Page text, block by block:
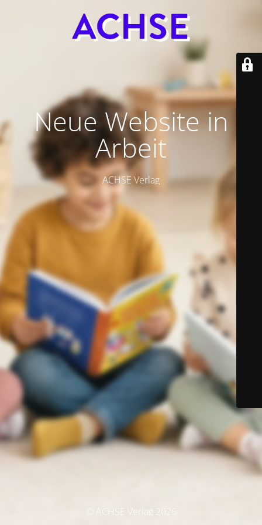
Neue Website in
Arbeit
ACHSE Verlag
© ACHSE Verlag 2026